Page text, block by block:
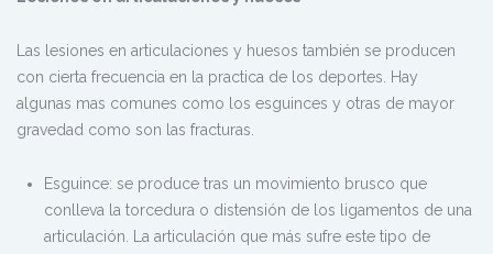
Las lesiones en articulaciones y huesos también se producen
con cierta frecuencia en la practica de los deportes. Hay
algunas mas comunes como los esguinces y otras de mayor
gravedad como son las fracturas.
Esguince: se produce tras un movimiento brusco que
conlleva la torcedura o distensión de los ligamentos de una
articulación. La articulación que más sufre este tipo de